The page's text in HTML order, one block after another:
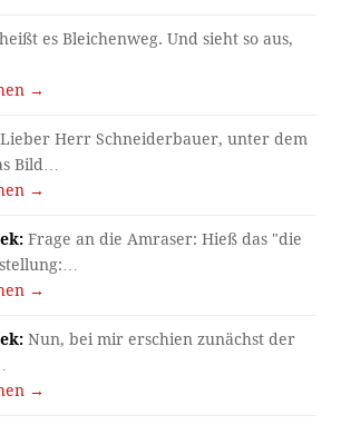
es Bleichenweg. Und sieht so aus,
→
Lieber Herr Schneiderbauer, unter dem
Bild…
→
Frage an die Amraser: Hieß das "die
→
Nun, bei mir erschien zunächst der
→